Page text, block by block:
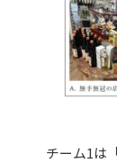
チーム1は